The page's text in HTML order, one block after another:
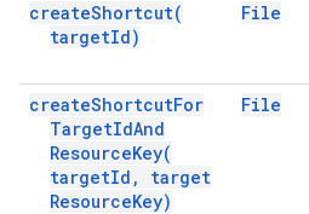
createShortcut(
targetId)
File
createShortcutFor
TargetIdAnd
ResourceKey(
targetId ,
target
ResourceKey)
File